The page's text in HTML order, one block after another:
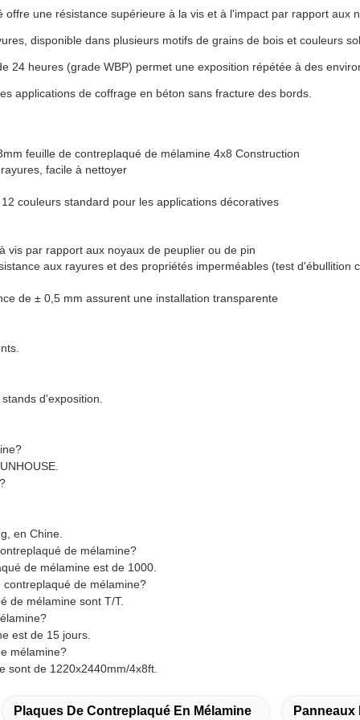
une résistance supérieure à la vis et à l'impact par rapport aux
disponible dans plusieurs motifs de grains de bois et couleurs
24 heures (grade WBP) permet une exposition répétée à des
applications de coffrage en béton sans fracture des bords.
feuille de contreplaqué de mélamine 4x8 Construction
facile à nettoyer
couleurs standard pour les applications décoratives
vis par rapport aux noyaux de peuplier ou de pin
aux rayures et des propriétés imperméables (test d'ébullition
de ± 0,5 mm assurent une installation transparente
d'exposition.
en Chine.
de mélamine?
de mélamine est de 1000.
de mélamine?
de mélamine sont T/T.
est de 15 jours.
mélamine?
sont de 1220x2440mm/4x8ft.
Plaques De Contreplaqué En Mélamine